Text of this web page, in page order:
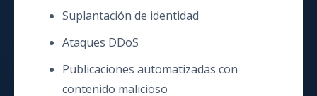
Suplantación de identidad
Ataques DDoS
Publicaciones automatizadas con
contenido malicioso